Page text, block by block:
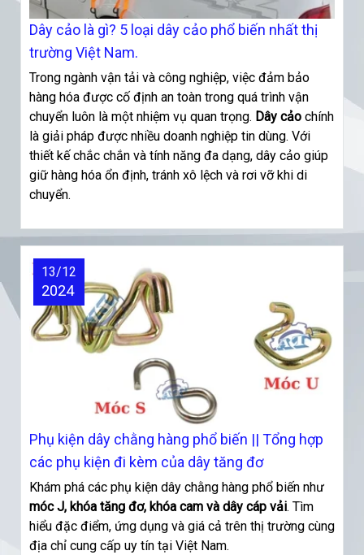
Dây cảo là gì? 5 loại dây cảo phổ biến nhất thị
trường Việt Nam.
Trong ngành vận tải và công nghiệp, việc đảm bảo
hàng hóa được cố định an toàn trong quá trình vận
chuyển luôn là một nhiệm vụ quan trọng. Dây cảo chính
là giải pháp được nhiều doanh nghiệp tin dùng. Với
thiết kế chắc chắn và tính năng đa dạng, dây cảo giúp
giữ hàng hóa ổn định, tránh xô lệch và rơi vỡ khi di
chuyển.
Phụ kiện dây chằng hàng phổ biến || Tổng hợp
các phụ kiện đi kèm của dây tăng đơ
13/12
2024
Khám phá các phụ kiện dây chằng hàng phổ biến như
móc J, khóa tăng đơ, khóa cam và dây cáp vải. Tìm
hiểu đặc điểm, ứng dụng và giá cả trên thị trường cùng
địa chỉ cung cấp uy tín tại Việt Nam.